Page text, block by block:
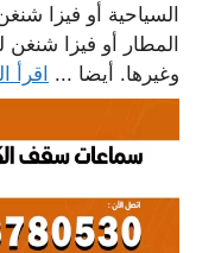
السياحية أو فيزا
المطار أو فيزا شنغن
وغيرها. أيضا ... اقرأ